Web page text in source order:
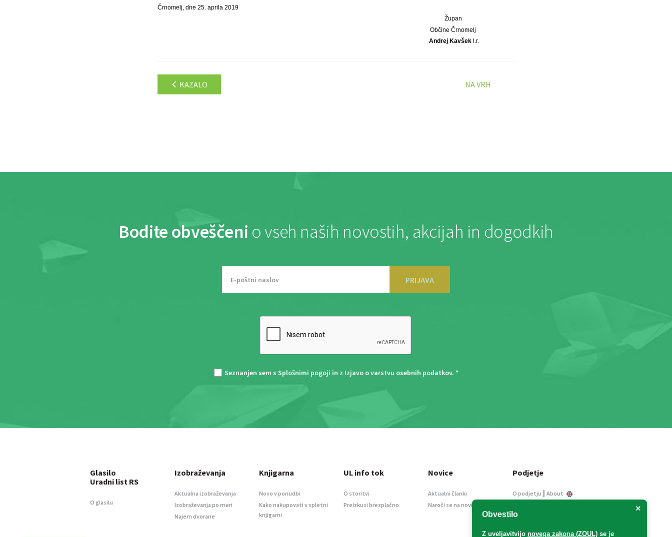
Črnomelj, dne 25. aprila 2019
Župan
Občine Črnomelj
Andrej Kavšekl.r.
KAZALO NA VRH
Bodite obveščeni o vseh naših novostih, akcijah in dogodkih
PRIJAVA
Seznanjen sem s Splošnimi pogoji in z Izjavo o varstvu osebnih podatkov. *
×
Obvestilo
Z uveljavitvijo novega zakona (ZOUL) se je
Glasilo
Uradni list RS
O glasilu
Izobraževanja
Aktualna izobraževanja
Izobraževanja po meri
Najem dvorane
Knjigarna
Novo v ponudbi
Kako nakupovati v spletni
knjigarni
UL info tok
O storitvi
Preizkusi brezplačno
Novice
Aktualni članki
Naroči se na novice
Podjetje
O podjetju | About
Informacije javnega